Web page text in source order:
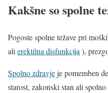
Kakšne so spolne
Pogoste spolne težave pri
ali erektilna disfunkcija ),
Spolno zdravjeje pomemben
starost, zakonski stan ali